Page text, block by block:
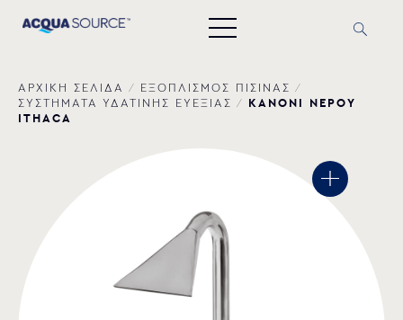
ΑΡΧΙΚΗ ΣΕΛΙΔΑ / ΕΞΟΠΛΙΣΜΟΣ ΠΙΣΙΝΑΣ /
ΣΥΣΤΗΜΑΤΑ ΥΔΑΤΙΝΗΣ ΕΥΕΞΙΑΣ / ΚΑΝΟΝΙ ΝΕΡΟΥ
ITHACA